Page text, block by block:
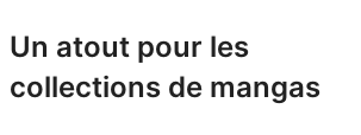
Un atout pour les
collections de mangas